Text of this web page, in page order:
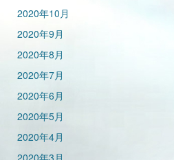
2020年10月
2020年9月
2020年8月
2020年7月
2020年6月
2020年5月
2020年4月
2020年3月